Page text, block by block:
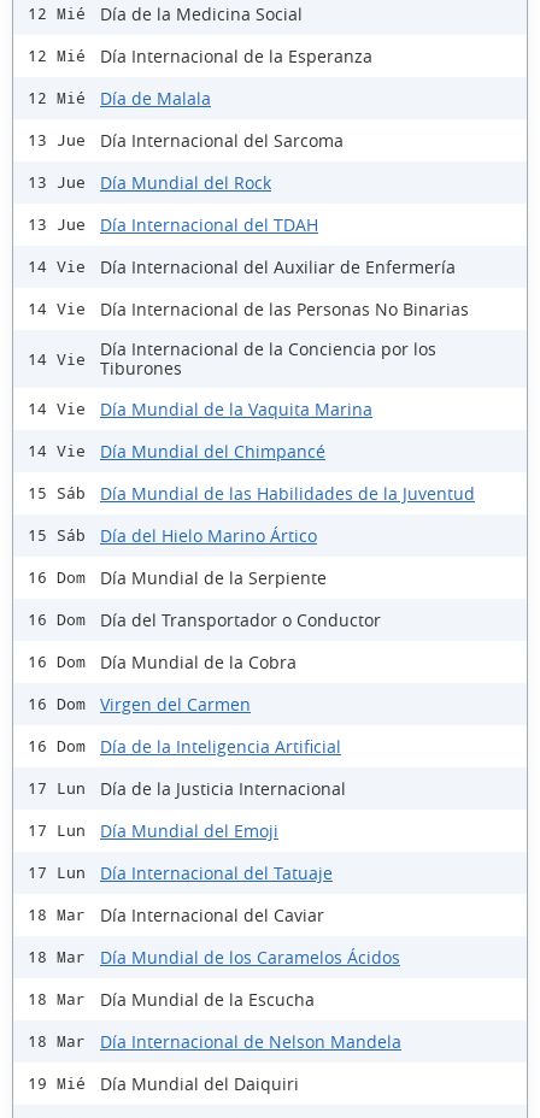
12 Mié Día de la Medicina Social
12 Mié Día Internacional de la Esperanza
12 Mié Día de Malala
13 Jue Día Internacional del Sarcoma
13 Jue Día Mundial del Rock
13 Jue Día Internacional del TDAH
14 Vie Día Internacional del Auxiliar de Enfermería
14 Vie Día Internacional de las Personas No Binarias
14 Vie
Día Internacional de la Conciencia por los
Tiburones
14 Vie Día Mundial de la Vaquita Marina
14 Vie Día Mundial del Chimpancé
15 Sáb Día Mundial de las Habilidades de la Juventud
15 Sáb Día del Hielo Marino Ártico
16 Dom Día Mundial de la Serpiente
16 Dom Día del Transportador o Conductor
16 Dom Día Mundial de la Cobra
16 Dom Virgen del Carmen
16 Dom Día de la Inteligencia Artificial
17 Lun Día de la Justicia Internacional
17 Lun Día Mundial del Emoji
17 Lun Día Internacional del Tatuaje
18 Mar Día Internacional del Caviar
18 Mar Día Mundial de los Caramelos Ácidos
18 Mar Día Mundial de la Escucha
18 Mar Día Internacional de Nelson Mandela
19 Mié Día Mundial del Daiquiri